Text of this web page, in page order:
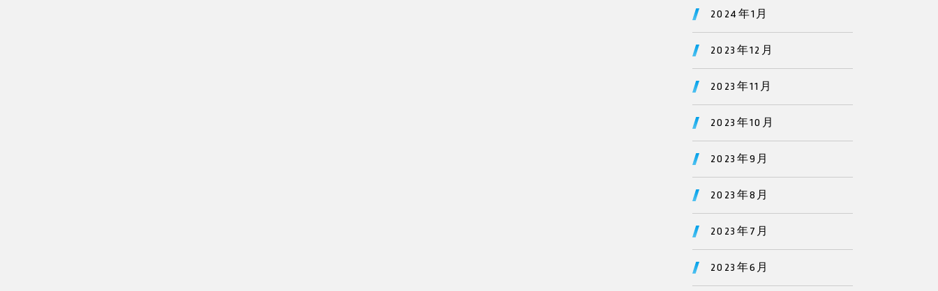
2024年1月
2023年12月
2023年11月
2023年10月
2023年9月
2023年8月
2023年7月
2023年6月